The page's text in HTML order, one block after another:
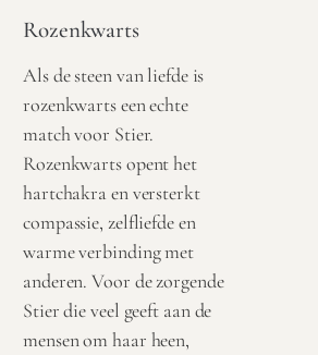
Rozenkwarts
Als de steen van liefde is
rozenkwarts een echte
match voor Stier.
Rozenkwarts opent het
hartchakra en versterkt
compassie, zelfliefde en
warme verbinding met
anderen. Voor de zorgende
Stier die veel geeft aan de
mensen om haar heen,